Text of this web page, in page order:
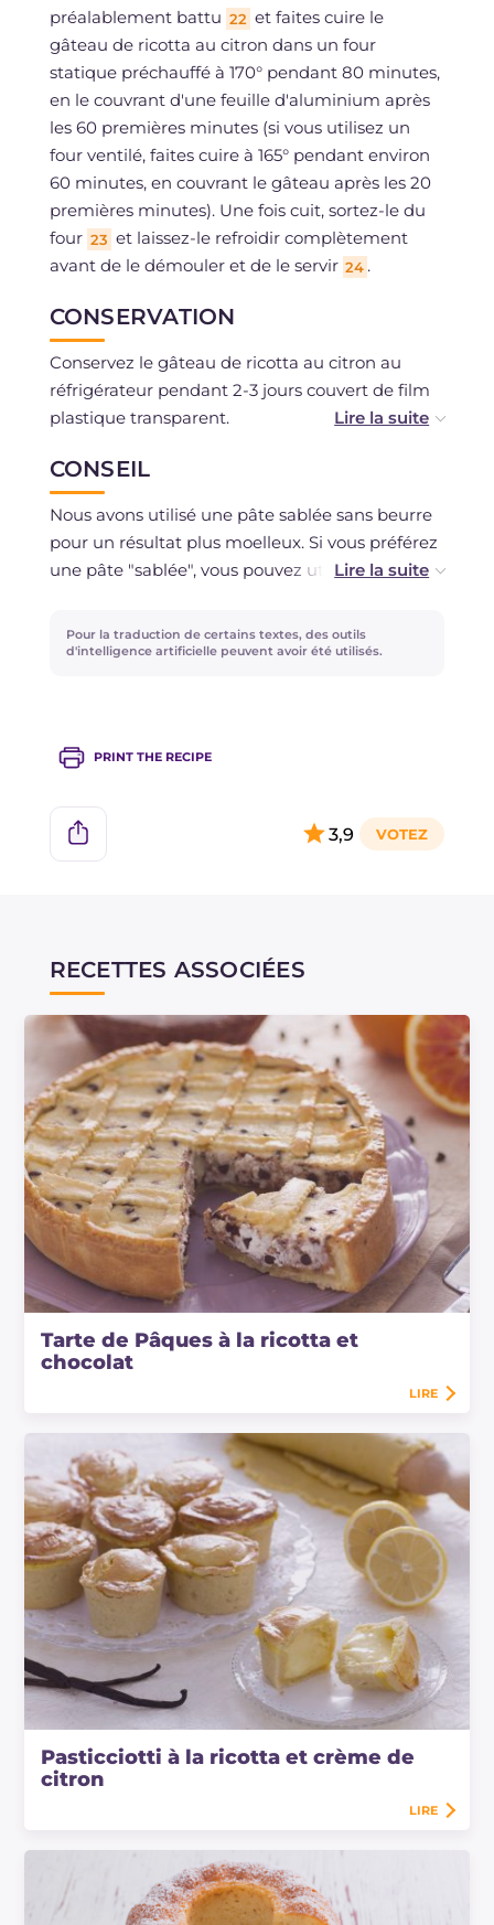
préalablement battu 22 et faites cuire le
gâteau de ricotta au citron dans un four
statique préchauffé à 170° pendant 80 minutes,
en le couvrant d'une feuille d'aluminium après
les 60 premières minutes (si vous utilisez un
four ventilé, faites cuire à 165° pendant environ
60 minutes, en couvrant le gâteau après les 20
premières minutes). Une fois cuit, sortez-le du
four 23 et laissez-le refroidir complètement
avant de le démouler et de le servir 24 .
CONSERVATION
Conservez le gâteau de ricotta au citron au
réfrigérateur pendant 2-3 jours couvert de film
plastique transparent.
portionné, si vous avez utilisé tous des
ingrédients frais non décongelés.
La pâte sablée peut être congelée pendant
environ un mois et décongelée au réfrigérateur
au besoin avant de l'utiliser.
CONSEIL
Nous avons utilisé une pâte sablée sans beurre
pour un résultat plus moelleux. Si vous préférez
une pâte "sablée", vous pouvez utiliser la pâte
Pour la traduction de certains textes, des outils
d'intelligence artificielle peuvent avoir été utilisés.
PRINT THE RECIPE
3,9
RECETTES ASSOCIÉES
Tarte de Pâques à la ricotta et
chocolat
LIRE
Pasticciotti à la ricotta et crème de
citron
LIRE